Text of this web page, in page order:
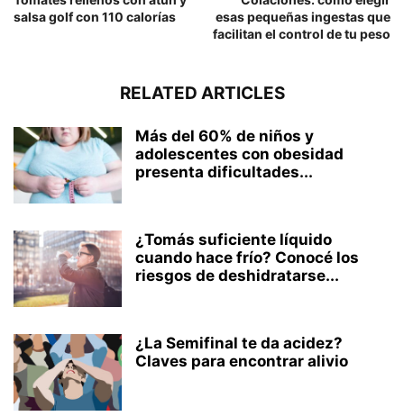
salsa golf con 110 calorías
esas pequeñas ingestas que
facilitan el control de tu peso
RELATED ARTICLES
Más del 60% de niños y
adolescentes con obesidad
presenta dificultades...
¿Tomás suficiente líquido
cuando hace frío? Conocé los
riesgos de deshidratarse...
¿La Semifinal te da acidez?
Claves para encontrar alivio